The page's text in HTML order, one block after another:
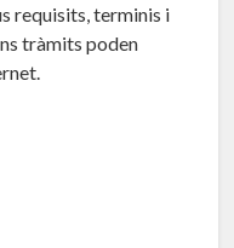
requisits, terminis i
tràmits poden